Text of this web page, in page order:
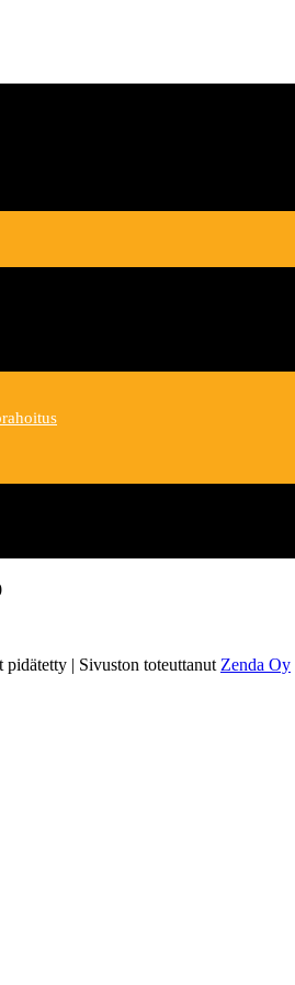
| Sivuston toteuttanut Zenda Oy